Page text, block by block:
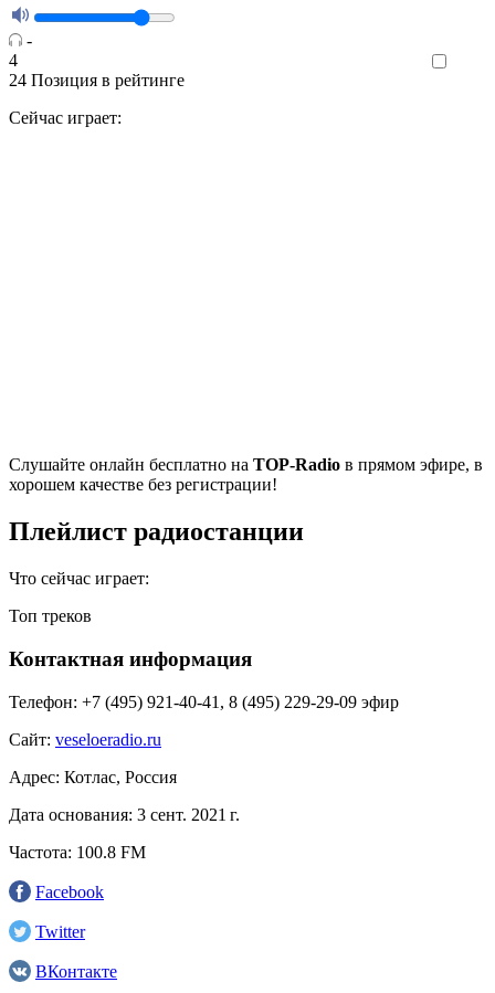
-
4
24 Позиция в рейтинге
Сейчас играет:
Cлушайте онлайн бесплатно на TOP-Radio в прямом эфире, в
хорошем качестве без регистрации!
Плейлист радиостанции
Что сейчас играет:
Топ треков
Контактная информация
Телефон: +7 (495) 921‑40-41, 8 (495) 229-29-09 эфир
Сайт: veseloeradio.ru
Адрес: Котлас, Россия
Дата основания: 3 сент. 2021 г.
Частота: 100.8 FM
Facebook
Twitter
ВКонтакте